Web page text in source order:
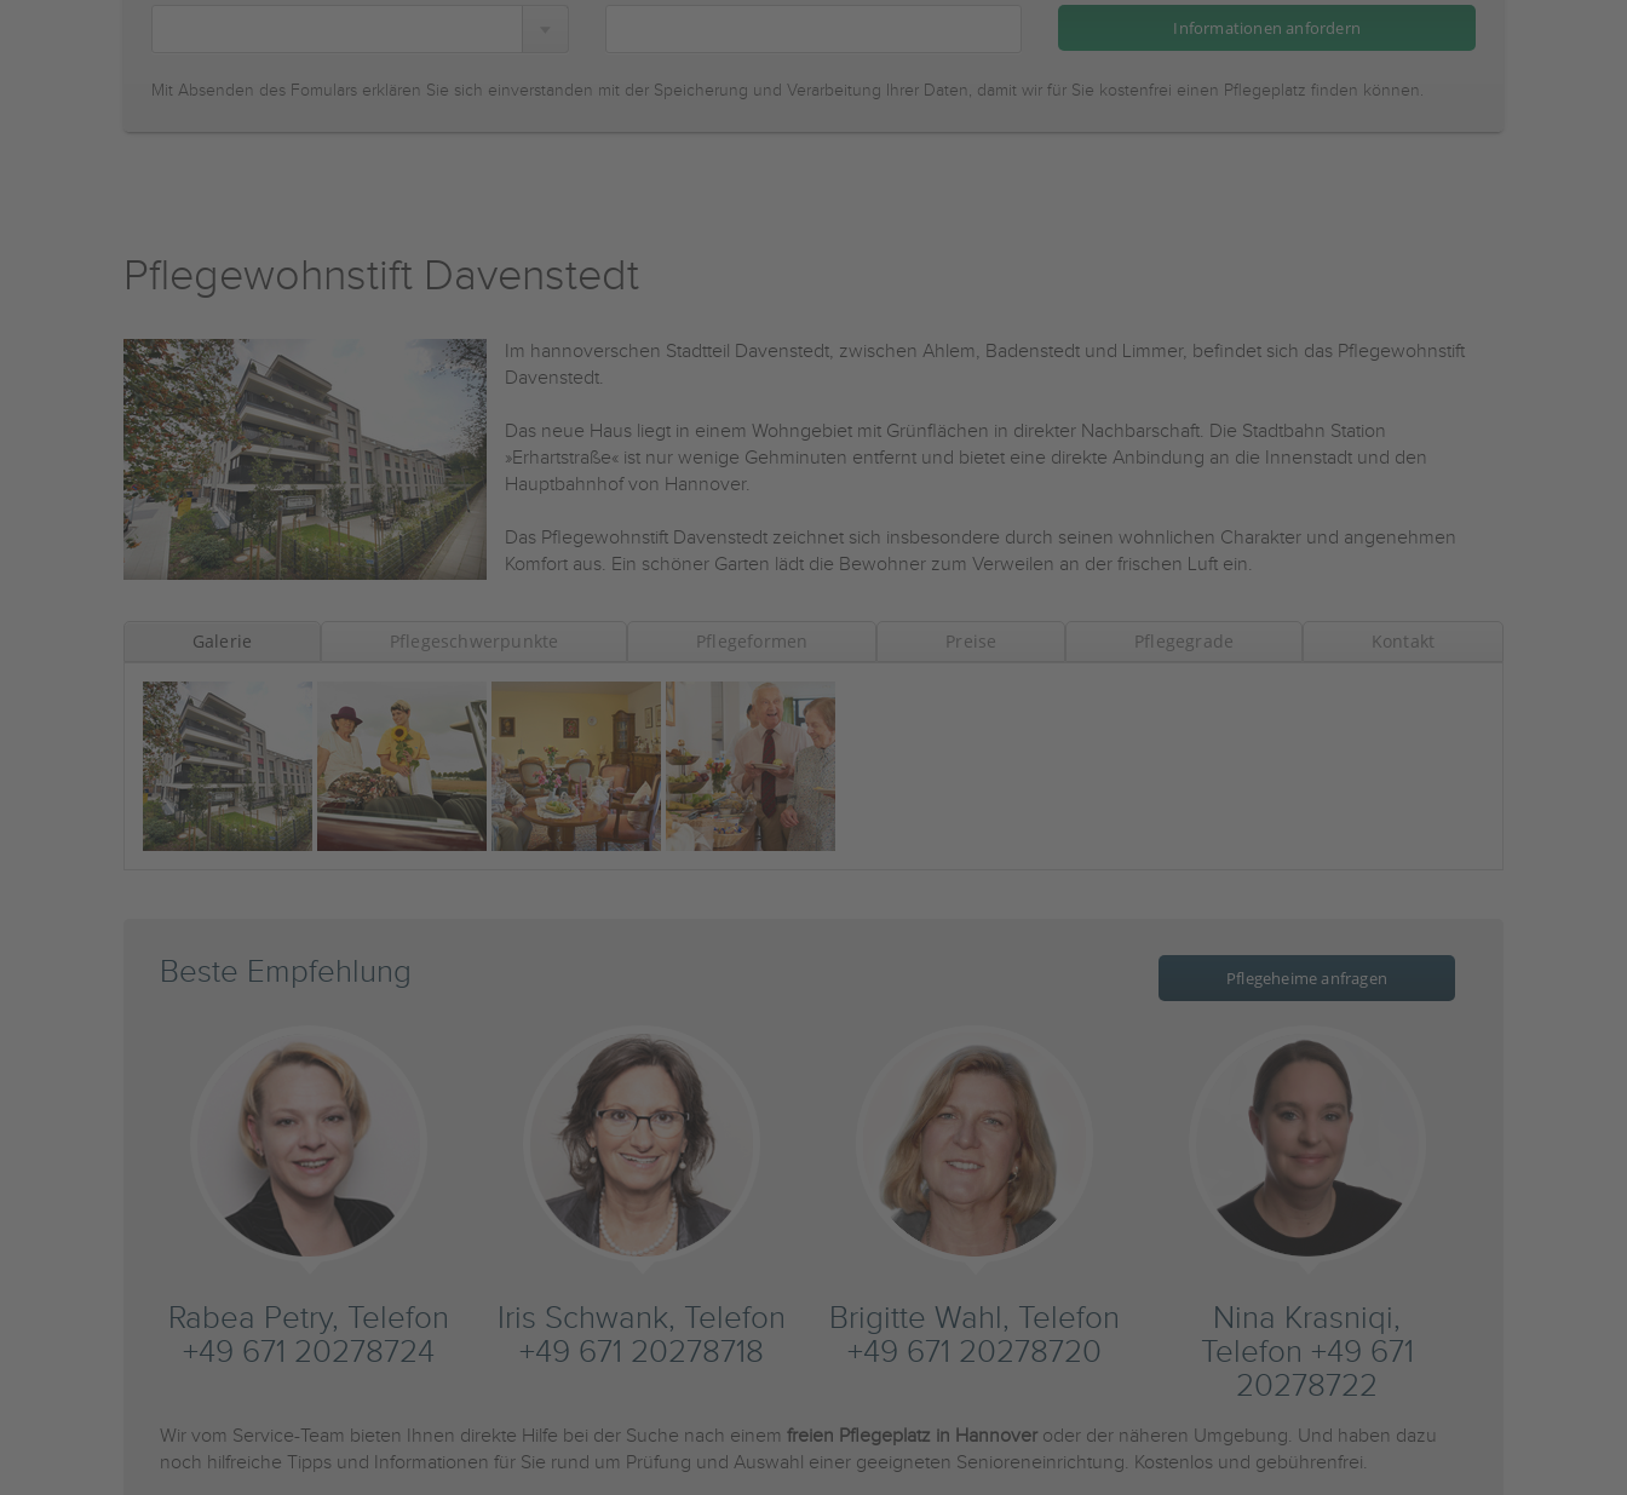
Mit Absenden des Fomulars erklären Sie sich einverstanden mit der Speicherung und Verarbeitung Ihrer Daten, damit wir für Sie kostenfrei einen Pflegeplatz finden können.
Pflegewohnstift Davenstedt
Im hannoverschen Stadtteil Davenstedt, zwischen Ahlem, Badenstedt und Limmer, befindet sich das Pflegewohnstift
Davenstedt.
Das neue Haus liegt in einem Wohngebiet mit Grünflächen in direkter Nachbarschaft. Die Stadtbahn Station
»Erhartstraße« ist nur wenige Gehminuten entfernt und bietet eine direkte Anbindung an die Innenstadt und den
Hauptbahnhof von Hannover.
Das Pflegewohnstift Davenstedt zeichnet sich insbesondere durch seinen wohnlichen Charakter und angenehmen
Komfort aus. Ein schöner Garten lädt die Bewohner zum Verweilen an der frischen Luft ein.
Galerie Pflegeschwerpunkte Pflegeformen Preise Pflegegrade Kontakt
Beste Empfehlung Pflegeheime anfragen
Rabea Petry, Telefon
+49 671 20278724
Iris Schwank, Telefon
+49 671 20278718
Brigitte Wahl, Telefon
+49 671 20278720
Nina Krasniqi,
Telefon +49 671
20278722
Wir vom Service-Team bieten Ihnen direkte Hilfe bei der Suche nach einem freien Pflegeplatz in Hannover oder der näheren Umgebung. Und haben dazu
noch hilfreiche Tipps und Informationen für Sie rund um Prüfung und Auswahl einer geeigneten Senioreneinrichtung. Kostenlos und gebührenfrei.